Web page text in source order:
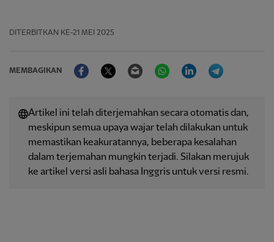
DITERBITKAN KE-21 MEI 2025
MEMBAGIKAN
FacebookTwitter Email WhatsAppLinkedIn
Artikel ini telah diterjemahkan secara otomatis dan,
meskipun semua upaya wajar telah dilakukan untuk
memastikan keakuratannya, beberapa kesalahan
dalam terjemahan mungkin terjadi. Silakan merujuk
ke artikel versi asli bahasa Inggris untuk versi resmi.